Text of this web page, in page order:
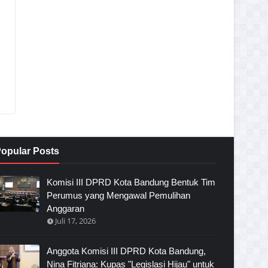
Posts
Komisi III DPRD Kota Bandung Bentuk Tim
Perumus yang Mengawal Pemulihan
Anggaran
Juli 17, 2026
Anggota Komisi III DPRD Kota Bandung,
Nina Fitriana: Kupas "Legislasi Hijau" untuk